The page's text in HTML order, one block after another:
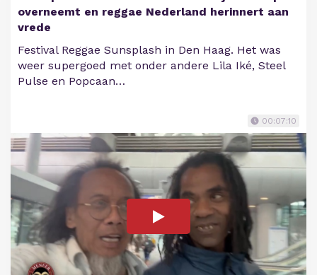
overneemt en reggae Nederland herinnert aan
vrede
Festival Reggae Sunsplash in Den Haag. Het was
weer supergoed met onder andere Lila Iké, Steel
Pulse en Popcaan…
00:07:10